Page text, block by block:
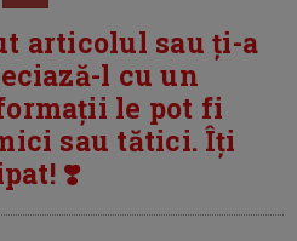
articolul sau ți-a
l cu un
le pot fi
sau tătici. Îți
❣️